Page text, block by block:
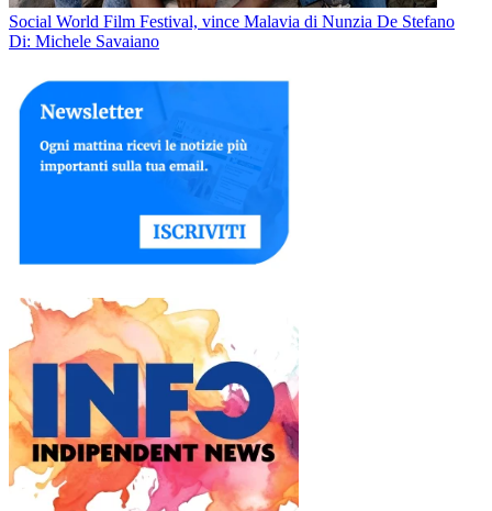
Social World Film Festival, vince Malavia di Nunzia De Stefano
Di: Michele Savaiano